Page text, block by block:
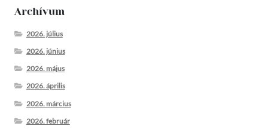
Archívum
2026. július
2026. június
2026. május
2026. április
2026. március
2026. február